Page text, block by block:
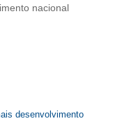
nacional
desenvolvimento